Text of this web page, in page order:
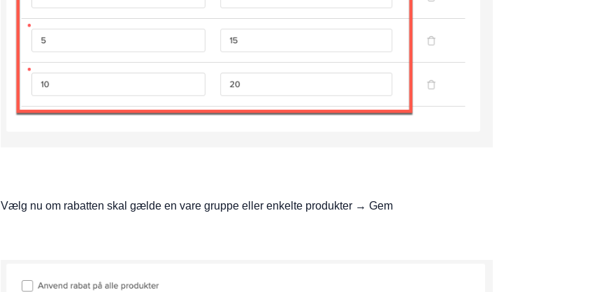
Vælg nu om rabatten skal gælde en vare gruppe eller enkelte produkter → Gem